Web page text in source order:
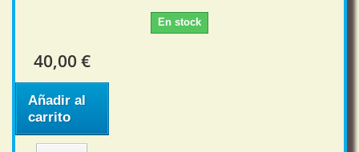
En stock
40,00 €
Añadir al
carrito